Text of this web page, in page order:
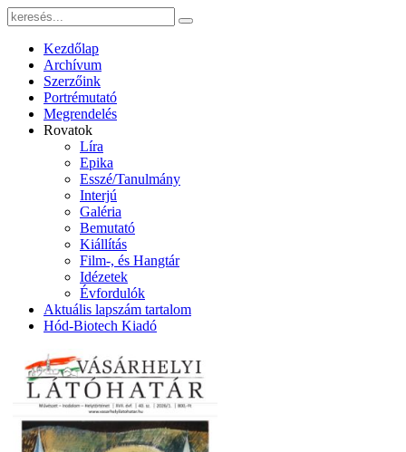
Kezdőlap
Archívum
Szerzőink
Portrémutató
Megrendelés
Rovatok
Líra
Epika
Esszé/Tanulmány
Interjú
Galéria
Bemutató
Kiállítás
Film-, és Hangtár
Idézetek
Évfordulók
Aktuális lapszám tartalom
Hód-Biotech Kiadó